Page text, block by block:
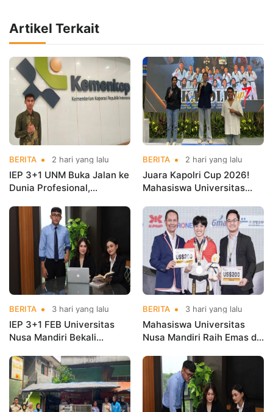
Artikel Terkait
BERITA 2 hari yang lalu
IEP 3+1 UNM Buka Jalan ke
Dunia Profesional,
Kementerian Koperasi
BERITA 2 hari yang lalu
Juara Kapolri Cup 2026!
Mahasiswa Universitas
Nama Kampus di Kejurnas
Taekwondo
BERITA 3 hari yang lalu
IEP 3+1 FEB Universitas
Nusa Mandiri Bekali
Kerja Sebelum Lulus
BERITA 3 hari yang lalu
Mahasiswa Universitas
Nusa Mandiri Raih Emas di
Indonesia Open
Championships 2026